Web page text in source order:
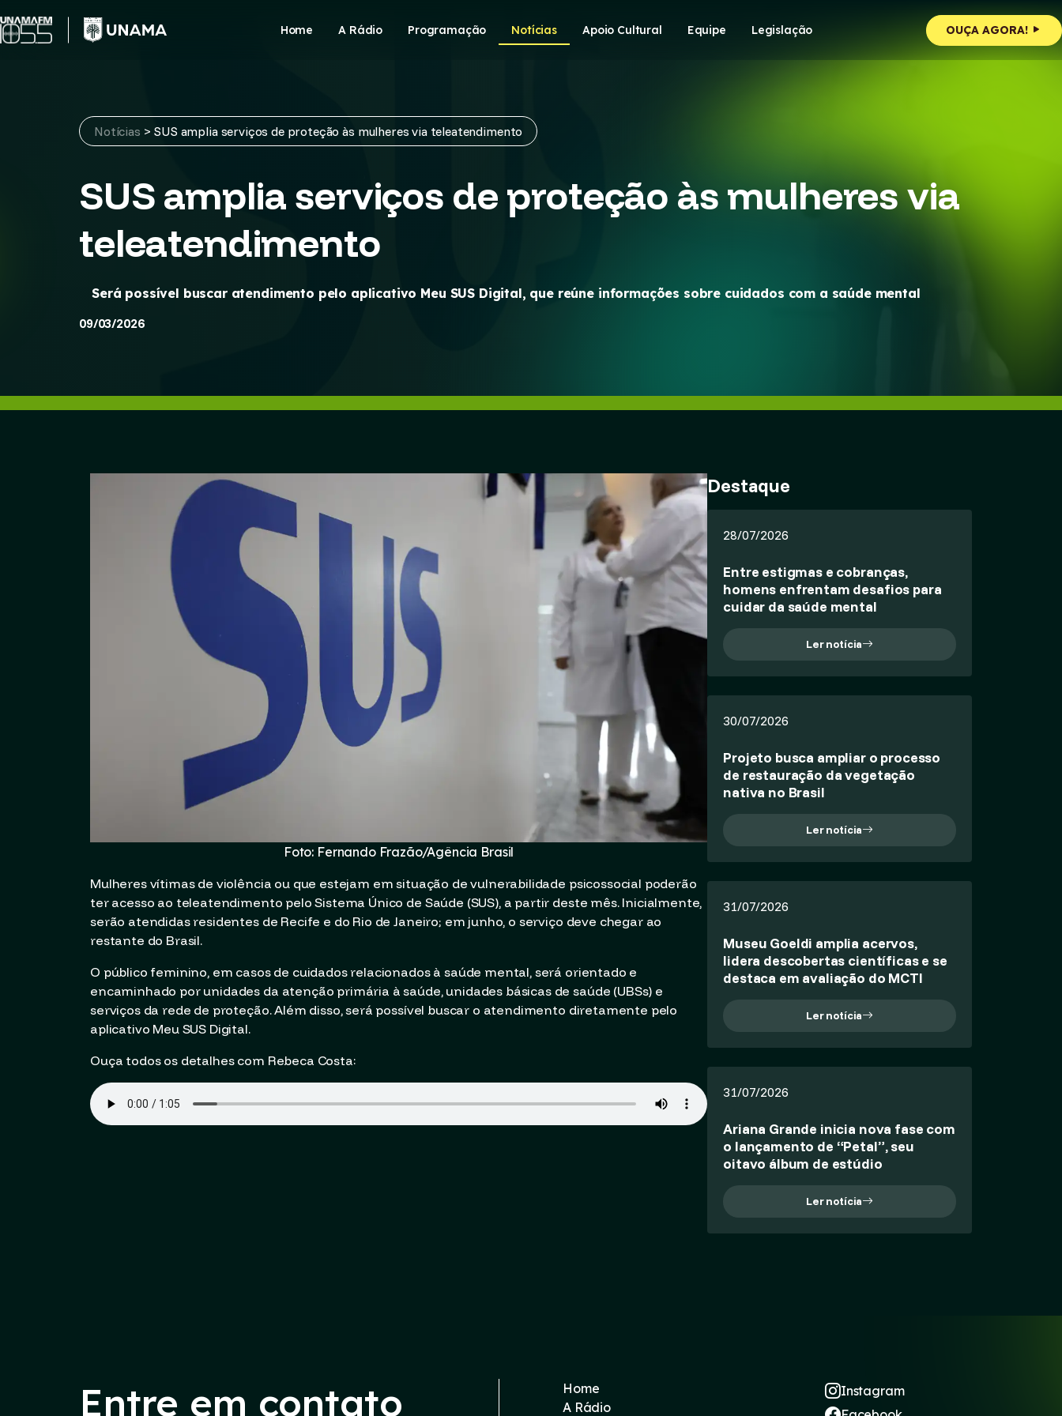
to
content
Home A Rádio Programação Notícias Apoio Cultural Equipe Legislação OUÇA AGORA!
Notícias > SUS amplia serviços de proteção às mulheres via teleatendimento
SUS amplia serviços de proteção às mulheres via
teleatendimento
Será possível buscar atendimento pelo aplicativo Meu SUS Digital, que reúne informações sobre cuidados com a saúde mental
09/03/2026
Foto: Fernando Frazão/Agência Brasil
Mulheres vítimas de violência ou que estejam em situação de vulnerabilidade psicossocial poderão
ter acesso ao teleatendimento pelo Sistema Único de Saúde (SUS), a partir deste mês. Inicialmente,
serão atendidas residentes de Recife e do Rio de Janeiro; em junho, o serviço deve chegar ao
restante do Brasil.
O público feminino, em casos de cuidados relacionados à saúde mental, será orientado e
encaminhado por unidades da atenção primária à saúde, unidades básicas de saúde (UBSs) e
serviços da rede de proteção. Além disso, será possível buscar o atendimento diretamente pelo
aplicativo Meu SUS Digital.
Ouça todos os detalhes com Rebeca Costa:
Destaque
28/07/2026
Entre estigmas e cobranças,
homens enfrentam desafios para
cuidar da saúde mental
Ler notícia
30/07/2026
Projeto busca ampliar o processo
de restauração da vegetação
nativa no Brasil
Ler notícia
31/07/2026
Museu Goeldi amplia acervos,
lidera descobertas científicas e se
destaca em avaliação do MCTI
Ler notícia
31/07/2026
Ariana Grande inicia nova fase com
o lançamento de “Petal”, seu
oitavo álbum de estúdio
Ler notícia
Entre em contato
Home
A Rádio
Instagram